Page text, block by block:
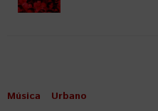
Música Urbano